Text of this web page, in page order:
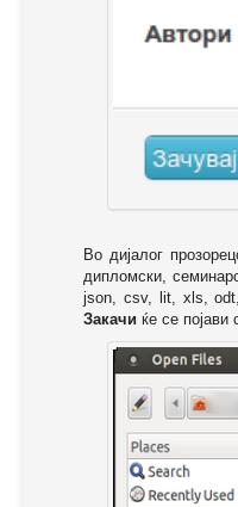
Во дијалог
дипломски,
json, csv, lit, xls,
Закачи ќе се појави